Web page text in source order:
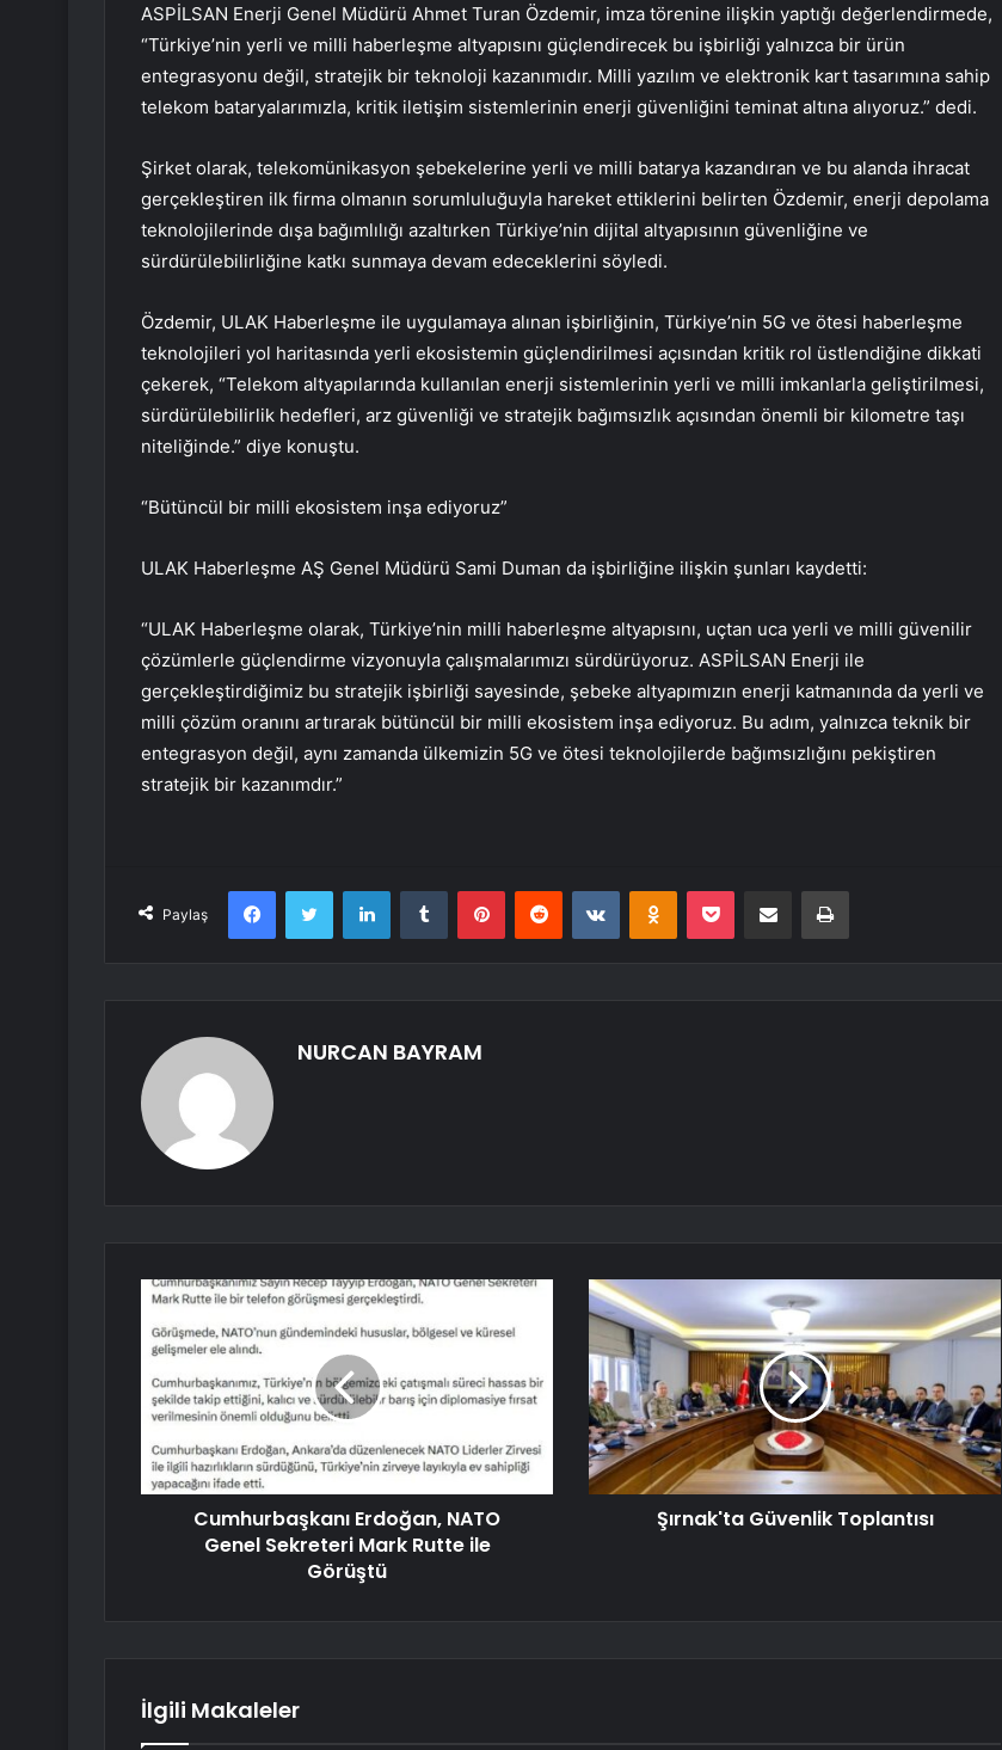
ASPİLSAN Enerji Genel Müdürü Ahmet Turan Özdemir, imza törenine ilişkin yaptığı değerlendirmede,
“Türkiye’nin yerli ve milli haberleşme altyapısını güçlendirecek bu işbirliği yalnızca bir ürün
entegrasyonu değil, stratejik bir teknoloji kazanımıdır. Milli yazılım ve elektronik kart tasarımına sahip
telekom bataryalarımızla, kritik iletişim sistemlerinin enerji güvenliğini teminat altına alıyoruz.” dedi.
Şirket olarak, telekomünikasyon şebekelerine yerli ve milli batarya kazandıran ve bu alanda ihracat
gerçekleştiren ilk firma olmanın sorumluluğuyla hareket ettiklerini belirten Özdemir, enerji depolama
teknolojilerinde dışa bağımlılığı azaltırken Türkiye’nin dijital altyapısının güvenliğine ve
sürdürülebilirliğine katkı sunmaya devam edeceklerini söyledi.
Özdemir, ULAK Haberleşme ile uygulamaya alınan işbirliğinin, Türkiye’nin 5G ve ötesi haberleşme
teknolojileri yol haritasında yerli ekosistemin güçlendirilmesi açısından kritik rol üstlendiğine dikkati
çekerek, “Telekom altyapılarında kullanılan enerji sistemlerinin yerli ve milli imkanlarla geliştirilmesi,
sürdürülebilirlik hedefleri, arz güvenliği ve stratejik bağımsızlık açısından önemli bir kilometre taşı
niteliğinde.” diye konuştu.
“Bütüncül bir milli ekosistem inşa ediyoruz”
ULAK Haberleşme AŞ Genel Müdürü Sami Duman da işbirliğine ilişkin şunları kaydetti:
“ULAK Haberleşme olarak, Türkiye’nin milli haberleşme altyapısını, uçtan uca yerli ve milli güvenilir
çözümlerle güçlendirme vizyonuyla çalışmalarımızı sürdürüyoruz. ASPİLSAN Enerji ile
gerçekleştirdiğimiz bu stratejik işbirliği sayesinde, şebeke altyapımızın enerji katmanında da yerli ve
milli çözüm oranını artırarak bütüncül bir milli ekosistem inşa ediyoruz. Bu adım, yalnızca teknik bir
entegrasyon değil, aynı zamanda ülkemizin 5G ve ötesi teknolojilerde bağımsızlığını pekiştiren
stratejik bir kazanımdır.”
Paylaş
FacebookTwitter LinkedInTumblr PinterestReddit VKontakteOdnoklassniki
Pocket E-Posta ile paylaş Yazdır
NURCAN BAYRAM
Cumhurbaşkanı Erdoğan, NATO
Genel Sekreteri Mark Rutte ile
Görüştü
Şırnak'ta Güvenlik Toplantısı
İlgili Makaleler